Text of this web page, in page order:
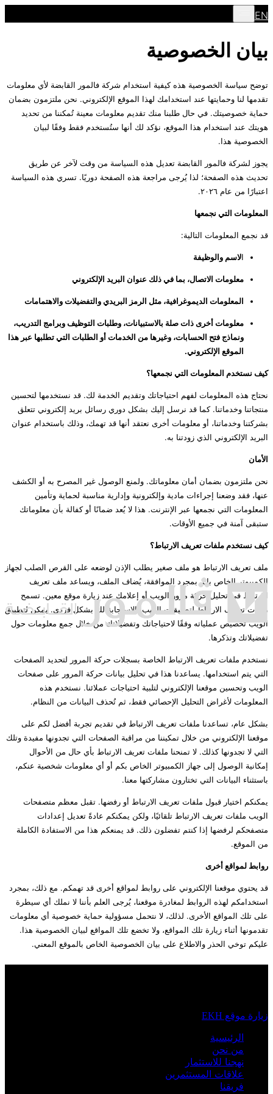
EN
بيان الخصوصية
توضح سياسة الخصوصية هذه كيفية استخدام شركة فالمور القابضة لأي معلومات
تقدمها لنا وحمايتها عند استخدامك لهذا الموقع الإلكتروني. نحن ملتزمون بضمان
حماية خصوصيتك. في حال طلبنا منك تقديم معلومات معينة تُمكننا من تحديد
هويتك عند استخدام هذا الموقع، نؤكد لك أنها ستُستخدم فقط وفقًا لبيان
الخصوصية هذا.
يجوز لشركة فالمور القابضة تعديل هذه السياسة من وقت لآخر عن طريق
تحديث هذه الصفحة؛ لذا يُرجى مراجعة هذه الصفحة دوريًا. تسري هذه السياسة
اعتبارًا من عام ٢٠٢٦.
المعلومات التي نجمعها
قد نجمع المعلومات التالية:
الاسم والوظيفة
معلومات الاتصال، بما في ذلك عنوان البريد الإلكتروني
المعلومات الديموغرافية، مثل الرمز البريدي والتفضيلات والاهتمامات
معلومات أخرى ذات صلة بالاستبيانات، وطلبات التوظيف وبرامج التدريب،
ونماذج فتح الحسابات، وغيرها من الخدمات أو الطلبات التي تطلبها عبر هذا
الموقع الإلكتروني.
كيف نستخدم المعلومات التي نجمعها؟
نحتاج هذه المعلومات لفهم احتياجاتك وتقديم الخدمة لك. قد نستخدمها لتحسين
منتجاتنا وخدماتنا. كما قد نرسل إليك بشكل دوري رسائل بريد إلكتروني تتعلق
بشركتنا وخدماتنا، أو معلومات أخرى نعتقد أنها قد تهمك، وذلك باستخدام عنوان
البريد الإلكتروني الذي زودتنا به.
الأمان
نحن ملتزمون بضمان أمان معلوماتك. ولمنع الوصول غير المصرح به أو الكشف
عنها، فقد وضعنا إجراءات مادية وإلكترونية وإدارية مناسبة لحماية وتأمين
المعلومات التي نجمعها عبر الإنترنت. هذا لا يُعد ضمانًا أو كفالة بأن معلوماتك
ستبقى آمنة في جميع الأوقات.
كيف نستخدم ملفات تعريف الارتباط؟
ملف تعريف الارتباط هو ملف صغير يطلب الإذن لوضعه على القرص الصلب لجهاز
الكمبيوتر الخاص بك. بمجرد الموافقة، يُضاف الملف، ويساعد ملف تعريف
الارتباط في تحليل حركة مرور الويب أو إعلامك عند زيارة موقع معين. تسمح
ملفات تعريف الارتباط لتطبيقات الويب بالاستجابة لك بشكل فردي. يمكن لتطبيق
الويب تخصيص عملياته وفقًا لاحتياجاتك وتفضيلاتك من خلال جمع معلومات حول
تفضيلاتك وتذكرها.
نستخدم ملفات تعريف الارتباط الخاصة بسجلات حركة المرور لتحديد الصفحات
التي يتم استخدامها. يساعدنا هذا في تحليل بيانات حركة المرور على صفحات
الويب وتحسين موقعنا الإلكتروني لتلبية احتياجات عملائنا. نستخدم هذه
المعلومات لأغراض التحليل الإحصائي فقط، ثم تُحذف البيانات من النظام.
بشكل عام، تساعدنا ملفات تعريف الارتباط في تقديم تجربة أفضل لكم على
موقعنا الإلكتروني من خلال تمكيننا من مراقبة الصفحات التي تجدونها مفيدة وتلك
التي لا تجدونها كذلك. لا تمنحنا ملفات تعريف الارتباط بأي حال من الأحوال
إمكانية الوصول إلى جهاز الكمبيوتر الخاص بكم أو أي معلومات شخصية عنكم،
باستثناء البيانات التي تختارون مشاركتها معنا.
يمكنكم اختيار قبول ملفات تعريف الارتباط أو رفضها. تقبل معظم متصفحات
الويب ملفات تعريف الارتباط تلقائيًا، ولكن يمكنكم عادةً تعديل إعدادات
متصفحكم لرفضها إذا كنتم تفضلون ذلك. قد يمنعكم هذا من الاستفادة الكاملة
من الموقع.
روابط لمواقع أخرى
قد يحتوي موقعنا الإلكتروني على روابط لمواقع أخرى قد تهمكم. مع ذلك، بمجرد
استخدامكم لهذه الروابط لمغادرة موقعنا، يُرجى العلم بأننا لا نملك أي سيطرة
على تلك المواقع الأخرى. لذلك، لا نتحمل مسؤولية حماية خصوصية أي معلومات
تقدمونها أثناء زيارة تلك المواقع، ولا تخضع تلك المواقع لبيان الخصوصية هذا.
عليكم توخي الحذر والاطلاع على بيان الخصوصية الخاص بالموقع المعني.
زيارة موقع EKH
الرئيسية
من نحن
نهجنا للاستثمار
علاقات المستثمرين
فريقنا